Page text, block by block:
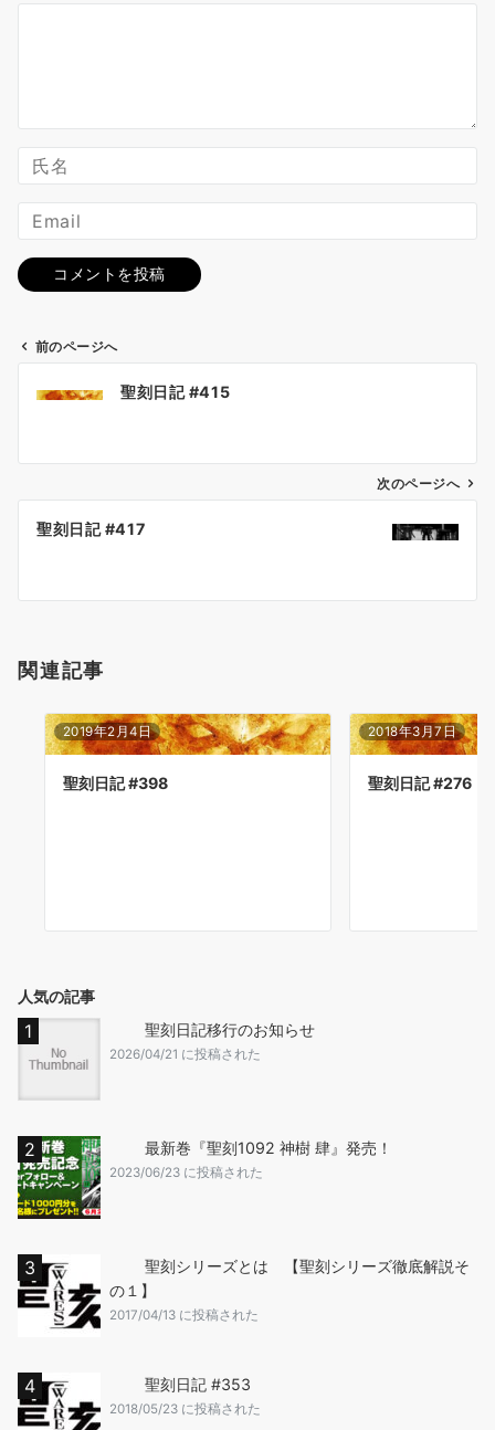
ン
前のページへ
聖刻日記 #415
次のページへ
聖刻日記 #417
関連記事
2019年2月4日
聖刻日記 #398
2018年3月7日
聖刻日記 #276
人気の記事
聖刻日記移行のお知らせ
2026/04/21 に投稿された
最新巻『聖刻1092 神樹 肆』発売！
2023/06/23 に投稿された
聖刻シリーズとは 【聖刻シリーズ徹底解説そ
の１】
2017/04/13 に投稿された
聖刻日記 #353
2018/05/23 に投稿された